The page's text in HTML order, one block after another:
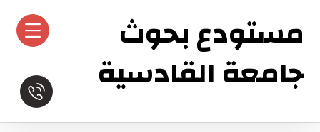
مستودع بحوث
جامعة القادسية